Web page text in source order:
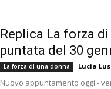
Replica La forza
puntata del 30
La forza di una donna Lucia
Nuovo appuntamento oggi -